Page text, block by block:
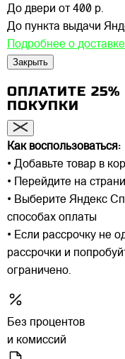
До двери от 400 р.
До пункта выдачи
Подробнее о доставке
Закрыть
ОПЛАТИТЕ
ПОКУПКИ
Как воспользоваться:
• Добавьте товар в
• Перейдите на
• Выберите Яндекс
способах оплаты
• Если рассрочку не
рассрочки и
ограничено.
Без процентов
и комиссий